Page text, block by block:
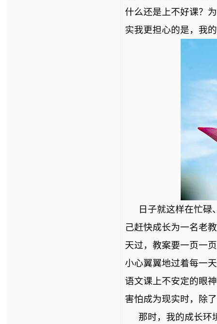
什么还是上不好课？
实我更担心的是，我
日子就这样在忙碌
己赶快成长为一名老
天过，教案要一页一
小心翼翼地过着每一
语文课上不安定的眼
害怕成为现实时，除
那时，我的成长环